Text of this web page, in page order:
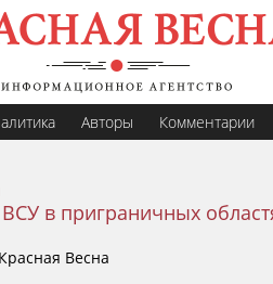
Авторы Комментарии
в приграничных
Весна